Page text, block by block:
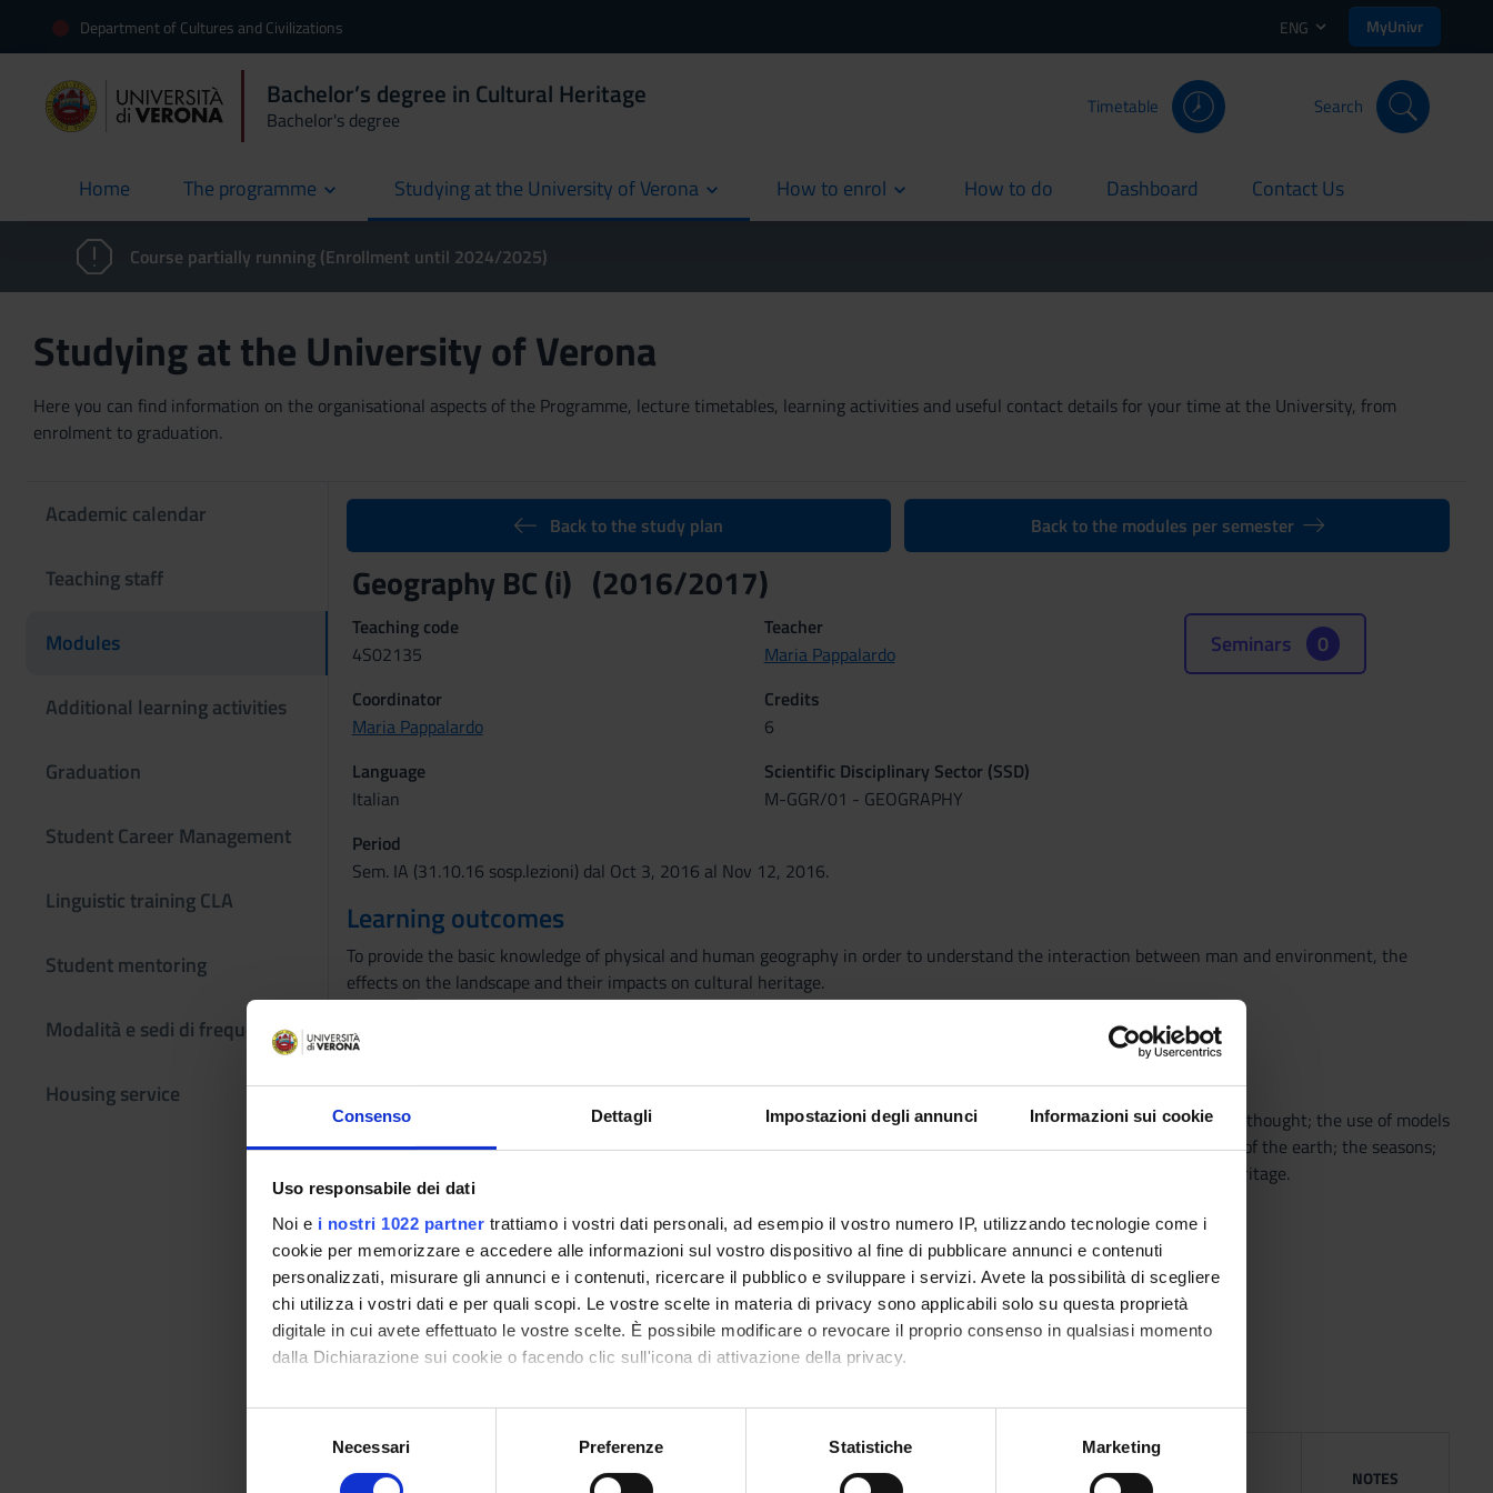
Consenso Dettagli Impostazioni degli annunci Informazioni sui cookie
Uso responsabile dei dati
Noi e i nostri 1022 partner trattiamo i vostri dati personali, ad esempio il vostro numero IP, utilizzando tecnologie come i
cookie per memorizzare e accedere alle informazioni sul vostro dispositivo al fine di pubblicare annunci e contenuti
personalizzati, misurare gli annunci e i contenuti, ricercare il pubblico e sviluppare i servizi. Avete la possibilità di scegliere
chi utilizza i vostri dati e per quali scopi. Le vostre scelte in materia di privacy sono applicabili solo su questa proprietà
digitale in cui avete effettuato le vostre scelte. È possibile modificare o revocare il proprio consenso in qualsiasi momento
dalla Dichiarazione sui cookie o facendo clic sull'icona di attivazione della privacy.
Con il tuo consenso, vorremmo anche:
raccogliere informazioni sulla tua posizione geografica, con un'approssimazione di qualche metro,
Necessari Preferenze Statistiche Marketing
Department of Cultures and Civilizations ENG MyUnivr
Bachelor’s degree in Cultural Heritage
Bachelor's degree
Timetable Search
Home
current The programme Studying at the University of Verona How to enrol How to do
current Dashboard
current Contact Us
current
Course partially running (Enrollment until 2024/2025)
Studying at the University of Verona
Here you can find information on the organisational aspects of the Programme, lecture timetables, learning activities and useful contact details for your time at the University, from
enrolment to graduation.
Academic calendar
Teaching staff
Modules
Additional learning activities
Graduation
Student Career Management
Linguistic training CLA
Student mentoring
Modalità e sedi di frequenza
Housing service
Back to the study plan Back to the modules per semester
Geography BC (i) (2016/2017)
Teaching code
4S02135
Teacher
Maria Pappalardo
Coordinator
Maria Pappalardo
Credits
6
Language
Italian
Scientific Disciplinary Sector (SSD)
M-GGR/01 - GEOGRAPHY
Period
Sem. IA (31.10.16 sosp.lezioni) dal Oct 3, 2016 al Nov 12, 2016.
Seminars 0
Learning outcomes
To provide the basic knowledge of physical and human geography in order to understand the interaction between man and environment, the
effects on the landscape and their impacts on cultural heritage.
Program
Contents of the corse: What is the geography; the origins of geography, earth and geographical space; the geographical thought; the use of models
in geography; the geographical landscape; geographical elements and factors; size and shape of the earth; the motions of the earth; the seasons;
the large landforms; the distribution of the population on the planet; Unesco and the World Heritage Sities; cultural heritage.
For students not attending an interview with the professor is necessary in order to agree the program.
N.B., Photocopies are not allowed to the exams.
Teaching methods: Lectures, pratical lessons and conferences.
Reference texts
AUTHOR YEAR NOTES